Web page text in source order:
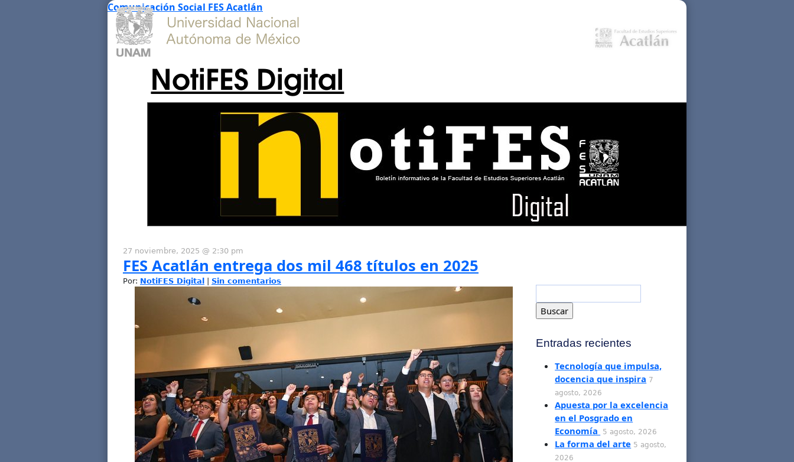
Comunicación Social FES Acatlán
NotiFES Digital
27 noviembre, 2025 @ 2:30 pm
FES Acatlán entrega dos mil 468 títulos en 2025
Por: NotiFES Digital Sin comentarios
Entradas recientes
Tecnología que impulsa,
docencia que inspira 7
agosto, 2026
Apuesta por la excelencia
en el Posgrado en
Economía
5 agosto, 2026
La forma del arte 5 agosto,
2026